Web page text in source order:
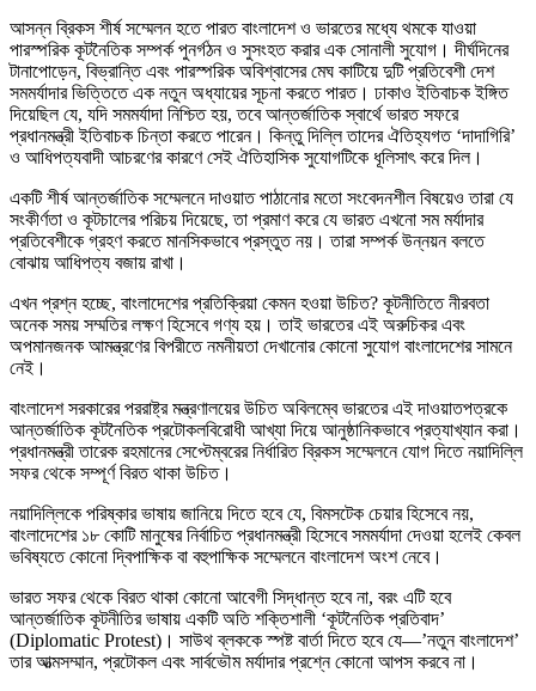
আসন্ন ব্রিকস শীর্ষ সম্মেলন হতে পারত বাংলাদেশ ও ভারতের মধ্যে থমকে যাওয়া
পারস্পরিক কূটনৈতিক সম্পর্ক পুনর্গঠন ও সুসংহত করার এক সোনালী সুযোগ। দীর্ঘদিনের
টানাপোড়েন, বিভ্রান্তি এবং পারস্পরিক অবিশ্বাসের মেঘ কাটিয়ে দুটি প্রতিবেশী দেশ
সমমর্যাদার ভিত্তিতে এক নতুন অধ্যায়ের সূচনা করতে পারত। ঢাকাও ইতিবাচক ইঙ্গিত
দিয়েছিল যে, যদি সমমর্যাদা নিশ্চিত হয়, তবে আন্তর্জাতিক স্বার্থে ভারত সফরে
প্রধানমন্ত্রী ইতিবাচক চিন্তা করতে পারেন। কিন্তু দিল্লি তাদের ঐতিহ্যগত ‘দাদাগিরি’
ও আধিপত্যবাদী আচরণের কারণে সেই ঐতিহাসিক সুযোগটিকে ধূলিসাৎ করে দিল।
একটি শীর্ষ আন্তর্জাতিক সম্মেলনে দাওয়াত পাঠানোর মতো সংবেদনশীল বিষয়েও তারা যে
সংকীর্ণতা ও কূটচালের পরিচয় দিয়েছে, তা প্রমাণ করে যে ভারত এখনো সম মর্যাদার
প্রতিবেশীকে গ্রহণ করতে মানসিকভাবে প্রস্তুত নয়। তারা সম্পর্ক উন্নয়ন বলতে
বোঝায় আধিপত্য বজায় রাখা।
এখন প্রশ্ন হচ্ছে, বাংলাদেশের প্রতিক্রিয়া কেমন হওয়া উচিত? কূটনীতিতে নীরবতা
অনেক সময় সম্মতির লক্ষণ হিসেবে গণ্য হয়। তাই ভারতের এই অরুচিকর এবং
অপমানজনক আমন্ত্রণের বিপরীতে নমনীয়তা দেখানোর কোনো সুযোগ বাংলাদেশের সামনে
নেই।
বাংলাদেশ সরকারের পররাষ্ট্র মন্ত্রণালয়ের উচিত অবিলম্বে ভারতের এই দাওয়াতপত্রকে
আন্তর্জাতিক কূটনৈতিক প্রটোকলবিরোধী আখ্যা দিয়ে আনুষ্ঠানিকভাবে প্রত্যাখ্যান করা।
প্রধানমন্ত্রী তারেক রহমানের সেপ্টেম্বরের নির্ধারিত ব্রিকস সম্মেলনে যোগ দিতে নয়াদিল্লি
সফর থেকে সম্পূর্ণ বিরত থাকা উচিত।
নয়াদিল্লিকে পরিষ্কার ভাষায় জানিয়ে দিতে হবে যে, বিমসটেক চেয়ার হিসেবে নয়,
বাংলাদেশের ১৮ কোটি মানুষের নির্বাচিত প্রধানমন্ত্রী হিসেবে সমমর্যাদা দেওয়া হলেই কেবল
ভবিষ্যতে কোনো দ্বিপাক্ষিক বা বহুপাক্ষিক সম্মেলনে বাংলাদেশ অংশ নেবে।
ভারত সফর থেকে বিরত থাকা কোনো আবেগী সিদ্ধান্ত হবে না, বরং এটি হবে
আন্তর্জাতিক কূটনীতির ভাষায় একটি অতি শক্তিশালী ‘কূটনৈতিক প্রতিবাদ’
(Diplomatic Protest)। সাউথ ব্লককে স্পষ্ট বার্তা দিতে হবে যে—’নতুন বাংলাদেশ’
তার আত্মসম্মান, প্রটোকল এবং সার্বভৌম মর্যাদার প্রশ্নে কোনো আপস করবে না।